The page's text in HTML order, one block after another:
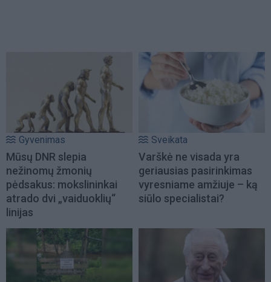
Gyvenimas
Mūsų DNR slepia
nežinomų žmonių
pėdsakus: mokslininkai
atrado dvi „vaiduoklių“
linijas
Sveikata
Varškė ne visada yra
geriausias pasirinkimas
vyresniame amžiuje – ką
siūlo specialistai?